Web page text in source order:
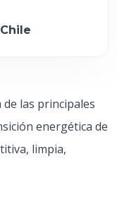
de las principales
energética de
limpia,